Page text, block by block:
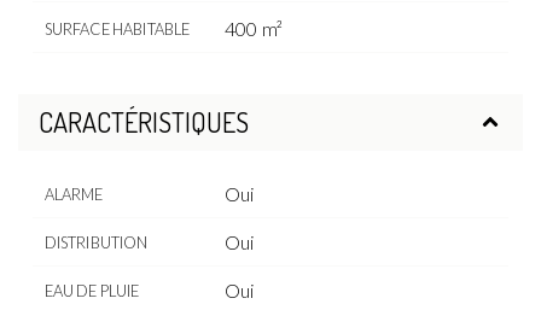
SURFACE HABITABLE 400 m²
CARACTÉRISTIQUES
ALARME Oui
DISTRIBUTION Oui
EAU DE PLUIE Oui